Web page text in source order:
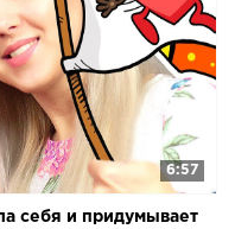
6:57
себя и придумывает